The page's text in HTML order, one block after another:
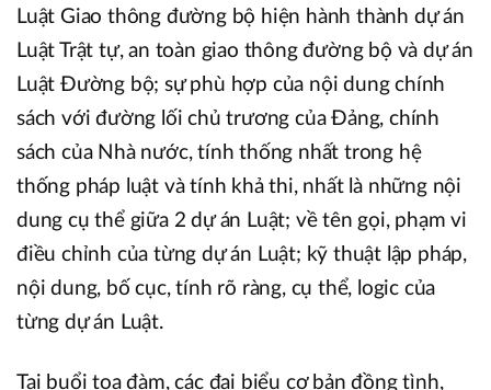
Luật Giao thông đường bộ hiện hành thành dự án
Luật Trật tự, an toàn giao thông đường bộ và dự án
Luật Đường bộ; sự phù hợp của nội dung chính
sách với đường lối chủ trương của Đảng, chính
sách của Nhà nước, tính thống nhất trong hệ
thống pháp luật và tính khả thi, nhất là những nội
dung cụ thể giữa 2 dự án Luật; về tên gọi, phạm vi
điều chỉnh của từng dự án Luật; kỹ thuật lập pháp,
nội dung, bố cục, tính rõ ràng, cụ thể, logic của
từng dự án Luật.
Tại buổi tọa đàm, các đại biểu cơ bản đồng tình,